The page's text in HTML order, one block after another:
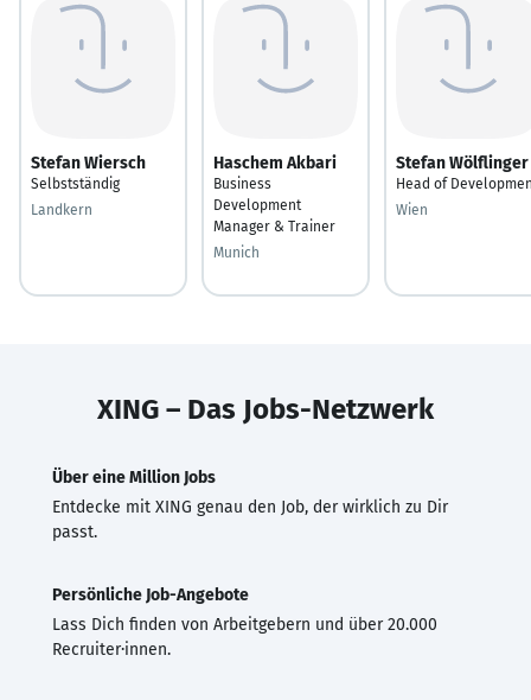
Stefan Wiersch
Selbstständig
Landkern
Haschem Akbari
Business
Development
Manager & Trainer
Munich
Stefan Wölflinger
Head of
Wien
XING – Das Jobs-Netzwerk
Über eine Million Jobs
Entdecke mit XING genau den Job, der wirklich zu Dir
passt.
Persönliche Job-Angebote
Lass Dich finden von Arbeitgebern und über 20.000
Recruiter·innen.